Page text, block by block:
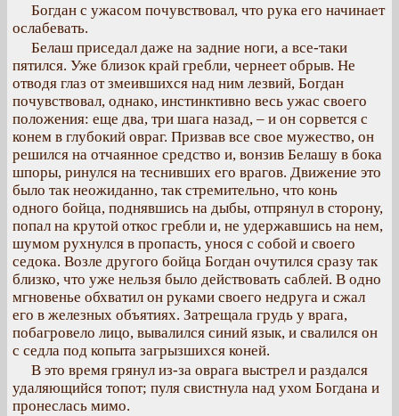
Богдан с ужасом почувствовал, что рука его начинает
ослабевать.
Белаш приседал даже на задние ноги, а все-таки
пятился. Уже близок край гребли, чернеет обрыв. Не
отводя глаз от змеившихся над ним лезвий, Богдан
почувствовал, однако, инстинктивно весь ужас своего
положения: еще два, три шага назад, – и он сорвется с
конем в глубокий овраг. Призвав все свое мужество, он
решился на отчаянное средство и, вонзив Белашу в бока
шпоры, ринулся на теснивших его врагов. Движение это
было так неожиданно, так стремительно, что конь
одного бойца, поднявшись на дыбы, отпрянул в сторону,
попал на крутой откос гребли и, не удержавшись на нем,
шумом рухнулся в пропасть, унося с собой и своего
седока. Возле другого бойца Богдан очутился сразу так
близко, что уже нельзя было действовать саблей. В одно
мгновенье обхватил он руками своего недруга и сжал
его в железных объятиях. Затрещала грудь у врага,
побагровело лицо, вывалился синий язык, и свалился он
с седла под копыта загрызшихся коней.
В это время грянул из-за оврага выстрел и раздался
удаляющийся топот; пуля свистнула над ухом Богдана и
пронеслась мимо.